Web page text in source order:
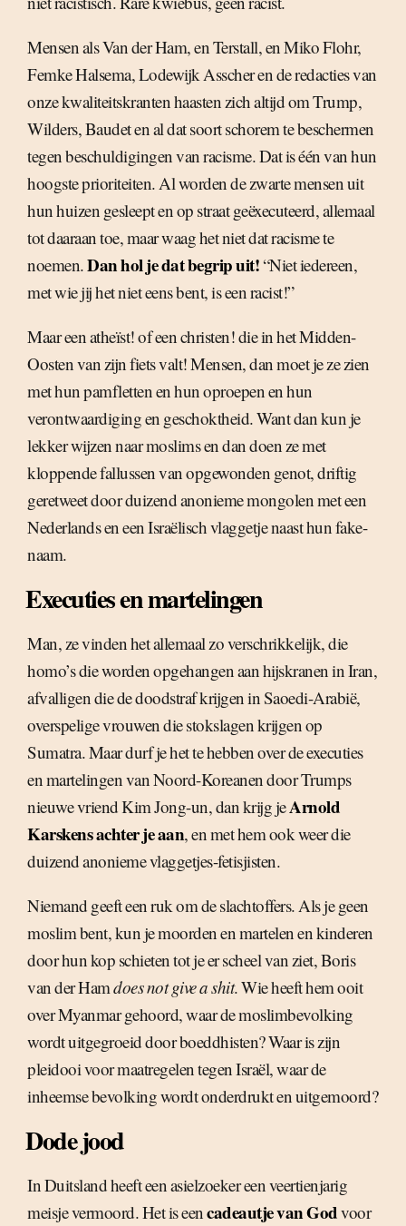
Mensen als Van der Ham, en Terstall, en Miko Flohr,
Femke Halsema, Lodewijk Asscher en de redacties van
onze kwaliteitskranten haasten zich altijd om Trump,
Wilders, Baudet en al dat soort schorem te beschermen
tegen beschuldigingen van racisme. Dat is één van hun
hoogste prioriteiten. Al worden de zwarte mensen uit
hun huizen gesleept en op straat geëxecuteerd, allemaal
tot daaraan toe, maar waag het niet dat racisme te
noemen.Dan hol je dat begrip uit! “Niet iedereen,
met wie jij het niet eens bent, is een racist!”
Maar een atheïst! of een christen! die in het Midden-
Oosten van zijn fiets valt! Mensen, dan moet je ze zien
met hun pamfletten en hun oproepen en hun
verontwaardiging en geschoktheid. Want dan kun je
lekker wijzen naar moslims en dan doen ze met
kloppende fallussen van opgewonden genot, driftig
geretweet door duizend anonieme mongolen met een
Nederlands en een Israëlisch vlaggetje naast hun fake-
naam.
Executies en martelingen
Man, ze vinden het allemaal zo verschrikkelijk, die
homo’s die worden opgehangen aan hijskranen in Iran,
afvalligen die de doodstraf krijgen in Saoedi-Arabië,
overspelige vrouwen die stokslagen krijgen op
Sumatra. Maar durf je het te hebben over de executies
en martelingen van Noord-Koreanen door Trumps
nieuwe vriend Kim Jong-un, dan krijg jeArnold
Karskens achter je aan, en met hem ook weer die
duizend anonieme vlaggetjes-fetisjisten.
Niemand geeft een ruk om de slachtoffers. Als je geen
moslim bent, kun je moorden en martelen en kinderen
door hun kop schieten tot je er scheel van ziet, Boris
van der Hamdoes not give a shit. Wie heeft hem ooit
over Myanmar gehoord, waar de moslimbevolking
wordt uitgegroeid door boeddhisten? Waar is zijn
pleidooi voor maatregelen tegen Israël, waar de
inheemse bevolking wordt onderdrukt en uitgemoord?
Dode jood
In Duitsland heeft een asielzoeker een veertienjarig
meisje vermoord. Het is eencadeautje van Godvoor